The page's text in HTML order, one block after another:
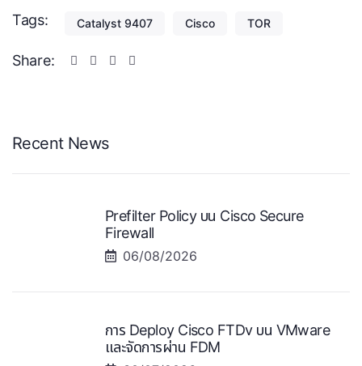
Tags: Catalyst 9407 Cisco TOR
Share:
Recent News
Prefilter Policy บน Cisco Secure
Firewall
06/08/2026
การ Deploy Cisco FTDv บน VMware
และจัดการผ่าน FDM